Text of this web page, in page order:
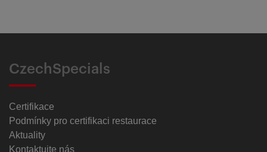
CzechSpecials
Certifikace
Podmínky pro certifikaci restaurace
Aktuality
Kontaktujte nás